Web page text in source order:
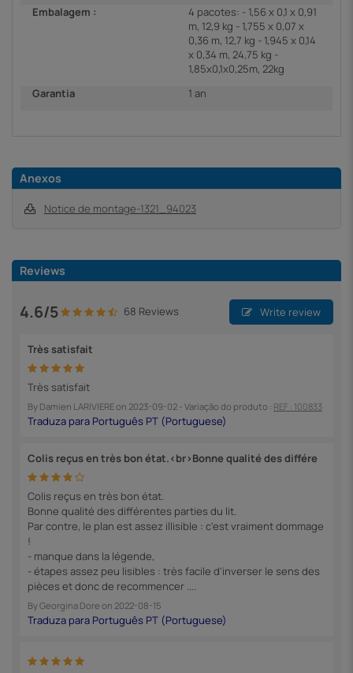
Embalagem :
4 pacotes: - 1,56 x 0,1 x 0,91
m, 12,9 kg - 1,755 x 0,07 x
0,36 m, 12,7 kg - 1,945 x 0,14
x 0,34 m, 24,75 kg -
1,85x0,1x0,25m, 22kg
Garantia
1 an
Anexos
Notice de montage-1321_94023
Reviews
4.6/5 68 Reviews Write review
Très satisfait
Très satisfait
By Damien LARIVIEREon 2023-09-02 - Variação do produto : REF : 100833
Colis reçus en très bon état.<br>Bonne qualité des différe
Colis reçus en très bon état.
Bonne qualité des différentes parties du lit.
Par contre, le plan est assez illisible : c'est vraiment dommage
!
- manque dans la légende,
- étapes assez peu lisibles : très facile d'inverser le sens des
pièces et donc de recommencer ....
ByGeorgina Dore on 2022-08-15